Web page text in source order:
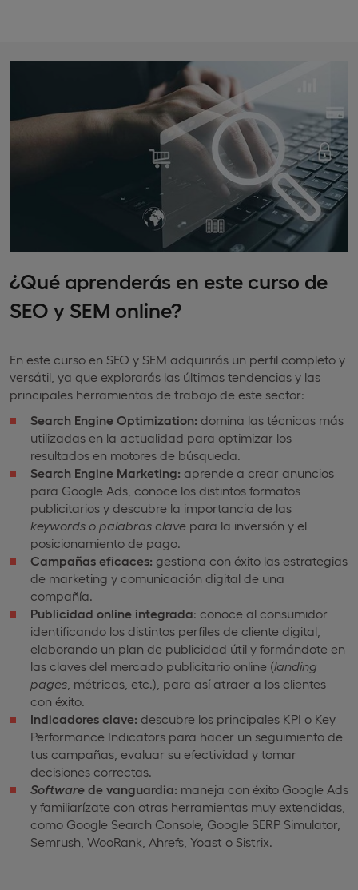
¿Qué aprenderás en este curso de
SEO y SEM online?
En este curso en SEO y SEM adquirirás un perfil completo y
versátil, ya que explorarás las últimas tendencias y las
principales herramientas de trabajo de este sector:
Search Engine Optimization: domina las técnicas más
utilizadas en la actualidad para optimizar los
resultados en motores de búsqueda.
Search Engine Marketing: aprende a crear anuncios
para Google Ads, conoce los distintos formatos
publicitarios y descubre la importancia de las
keywords o palabras clave para la inversión y el
posicionamiento de pago.
Campañas eficaces: gestiona con éxito las estrategias
de marketing y comunicación digital de una
compañía.
Publicidad online integrada: conoce al consumidor
identificando los distintos perfiles de cliente digital,
elaborando un plan de publicidad útil y formándote en
las claves del mercado publicitario online (landing
pages , métricas, etc.), para así atraer a los clientes
con éxito.
Indicadores clave: descubre los principales KPI o Key
Performance Indicators para hacer un seguimiento de
tus campañas, evaluar su efectividad y tomar
decisiones correctas.
Software de vanguardia: maneja con éxito Google Ads
y familiarízate con otras herramientas muy extendidas,
como Google Search Console, Google SERP Simulator,
Semrush, WooRank, Ahrefs, Yoast o Sistrix.